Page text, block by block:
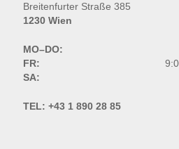
Breitenfurter Straße 385
1230 Wien
MO–DO:
FR:
SA:
TEL: +43 1 890 28 85